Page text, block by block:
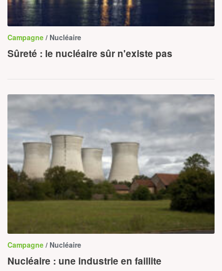
Campagne / Nucléaire
Sûreté : le nucléaire sûr n'existe pas
Campagne / Nucléaire
Nucléaire : une industrie en faillite